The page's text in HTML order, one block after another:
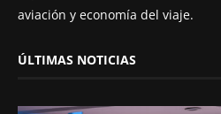
aviación y economía del viaje.
ÚLTIMAS NOTICIAS